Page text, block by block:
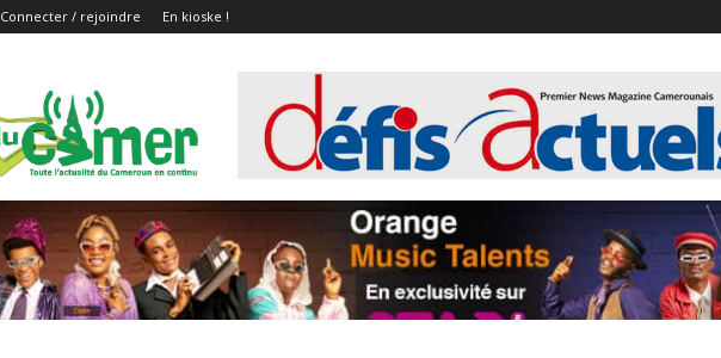
Connecter / rejoindre En kioske !